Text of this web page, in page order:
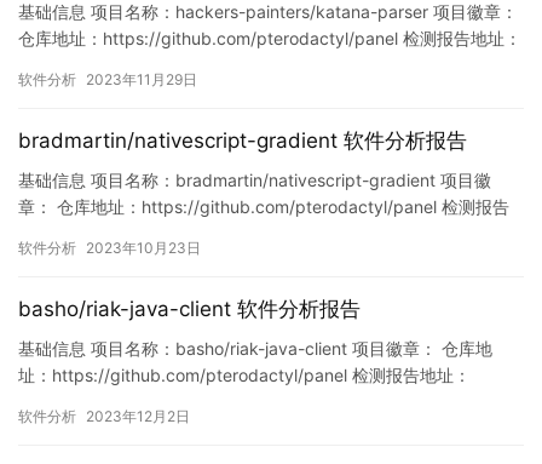
基础信息 项目名称：hackers-painters/katana-parser 项目徽章：
仓库地址：https://github.com/pterodactyl/panel 检测报告地址：
1728/1729648198573576192 此报告…
软件分析 2023年11月29日
bradmartin/nativescript-gradient 软件分析报告
基础信息 项目名称：bradmartin/nativescript-gradient 项目徽
章： 仓库地址：https://github.com/pterodactyl/panel 检测报告
https://www.murphysec.com/console/report/17164436446554
软件分析 2023年10月23日
basho/riak-java-client 软件分析报告
基础信息 项目名称：basho/riak-java-client 项目徽章： 仓库地
址：https://github.com/pterodactyl/panel 检测报告地址：
05120/1730722377736085504 此报告由Murphys…
软件分析 2023年12月2日